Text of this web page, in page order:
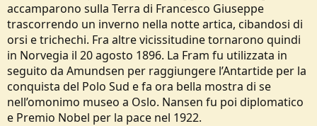
accamparono sulla Terra di Francesco Giuseppe
trascorrendo un inverno nella notte artica, cibandosi di
orsi e trichechi. Fra altre vicissitudine tornarono quindi
in Norvegia il 20 agosto 1896. La Fram fu utilizzata in
seguito da Amundsen per raggiungere l’Antartide per la
conquista del Polo Sud e fa ora bella mostra di se
nell’omonimo museo a Oslo. Nansen fu poi diplomatico
e Premio Nobel per la pace nel 1922.